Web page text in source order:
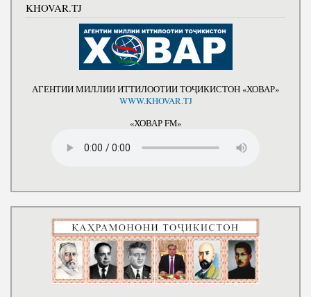
KHOVAR.TJ
АГЕНТИИ МИЛЛИИ ИТТИЛООТИИ ТОҶИКИСТОН «ХОВАР»
WWW.KHOVAR.TJ
«ХОВАР FM»